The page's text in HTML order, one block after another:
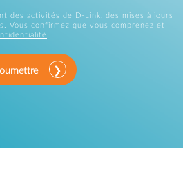
des activités de D-Link, des mises à jours
Vous confirmez que vous comprenez et
.